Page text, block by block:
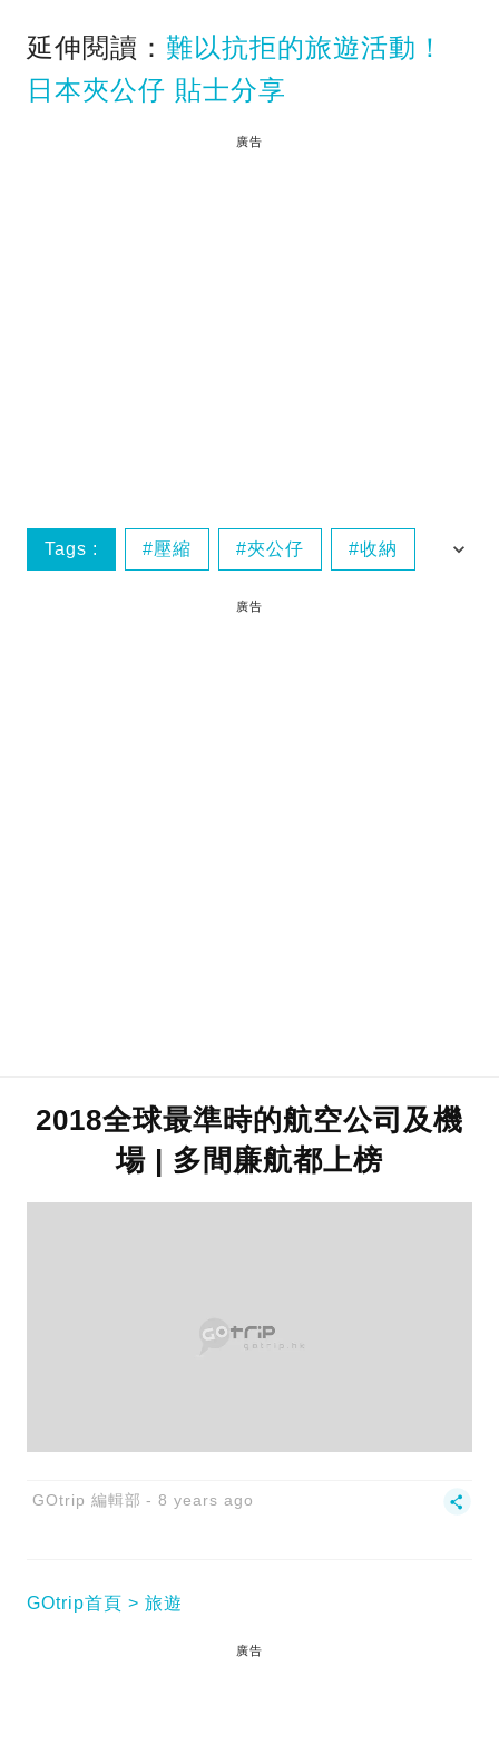
延伸閱讀： 難以抗拒的旅遊活動！
日本夾公仔 貼士分享
廣告
Tags : 壓縮 夾公仔 收納
廣告
2018全球最準時的航空公司及機
場 | 多間廉航都上榜
GOtrip 編輯部 8 years ago
GOtrip首頁 旅遊
廣告